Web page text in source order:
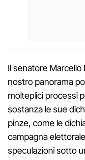
Il senatore
nostro panorama
molteplici processi
sostanza le sue
pinze, come le
campagna
speculazioni sotto